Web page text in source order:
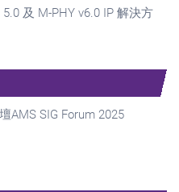
及 M-PHY v6.0 IP 解決方
AMS SIG Forum 2025